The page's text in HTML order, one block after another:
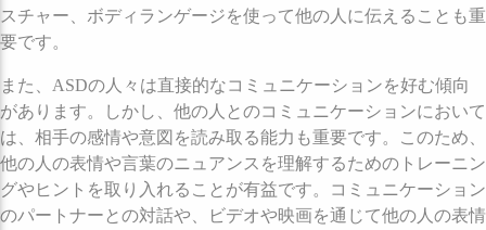
スチャー、ボディランゲージを使って他の人に伝えることも重
要です。
また、ASDの人々は直接的なコミュニケーションを好む傾向
があります。しかし、他の人とのコミュニケーションにおいて
は、相手の感情や意図を読み取る能力も重要です。このため、
他の人の表情や言葉のニュアンスを理解するためのトレーニン
グやヒントを取り入れることが有益です。コミュニケーション
のパートナーとの対話や、ビデオや映画を通じて他の人の表情